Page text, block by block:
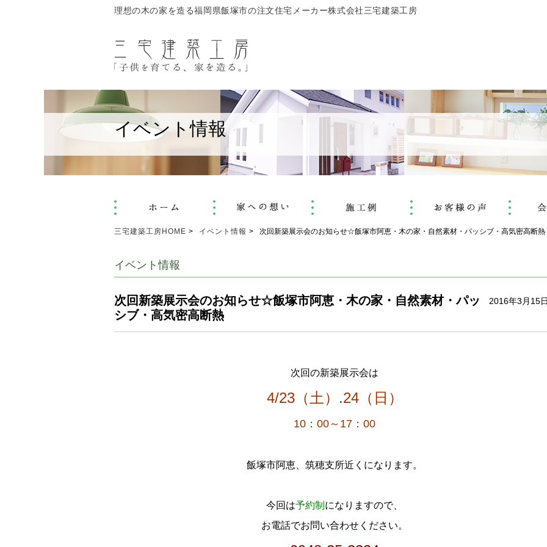
理想の木の家を造る福岡県飯塚市の注文住宅メーカー株式会社三宅建築工房
イベント情報
三宅建築工房HOME イベント情報 次回新築展示会のお知らせ☆飯塚市阿恵・木の家・自然素材・パッシブ・高気密高断熱
イベント情報
次回新築展示会のお知らせ☆飯塚市阿恵・木の家・自然素材・パッ
シブ・高気密高断熱
2016年3月15
次回の新築展示会は
4/23（土）.24（日）
10：00～17：00
飯塚市阿恵、筑穂支所近くになります。
今回は予約制 になりますので、
お電話でお問い合わせください。